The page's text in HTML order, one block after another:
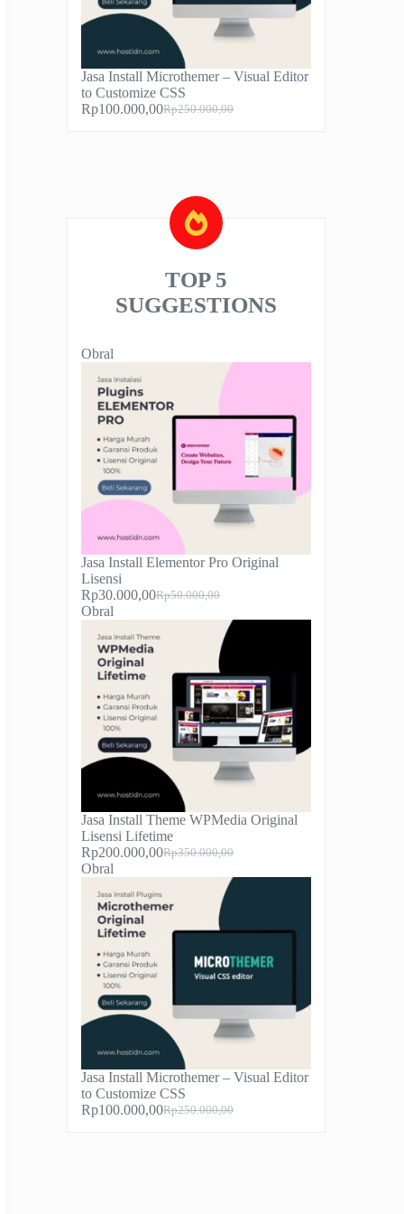
Jasa Install Microthemer – Visual Editor
to Customize CSS
Rp250.000,00
Harga
Rp100.000,00Harga
TOP 5
SUGGESTIONS
Obral
diskon
Jasa Install Elementor Pro Original
Lisensi
Rp50.000,00
Harga
aslinya
adalah:
Rp50.000,00.
Rp30.000,00Harga
saat
ini
adalah:
Rp30.000,00.
Obral
diskon
Jasa Install Theme WPMedia Original
Lisensi Lifetime
Rp350.000,00
Harga
aslinya
adalah:
Rp350.000,00.
Rp200.000,00Harga
saat
ini
adalah:
Rp200.000,00.
Obral
diskon
Jasa Install Microthemer – Visual Editor
to Customize CSS
Rp250.000,00
Harga
Rp100.000,00Harga